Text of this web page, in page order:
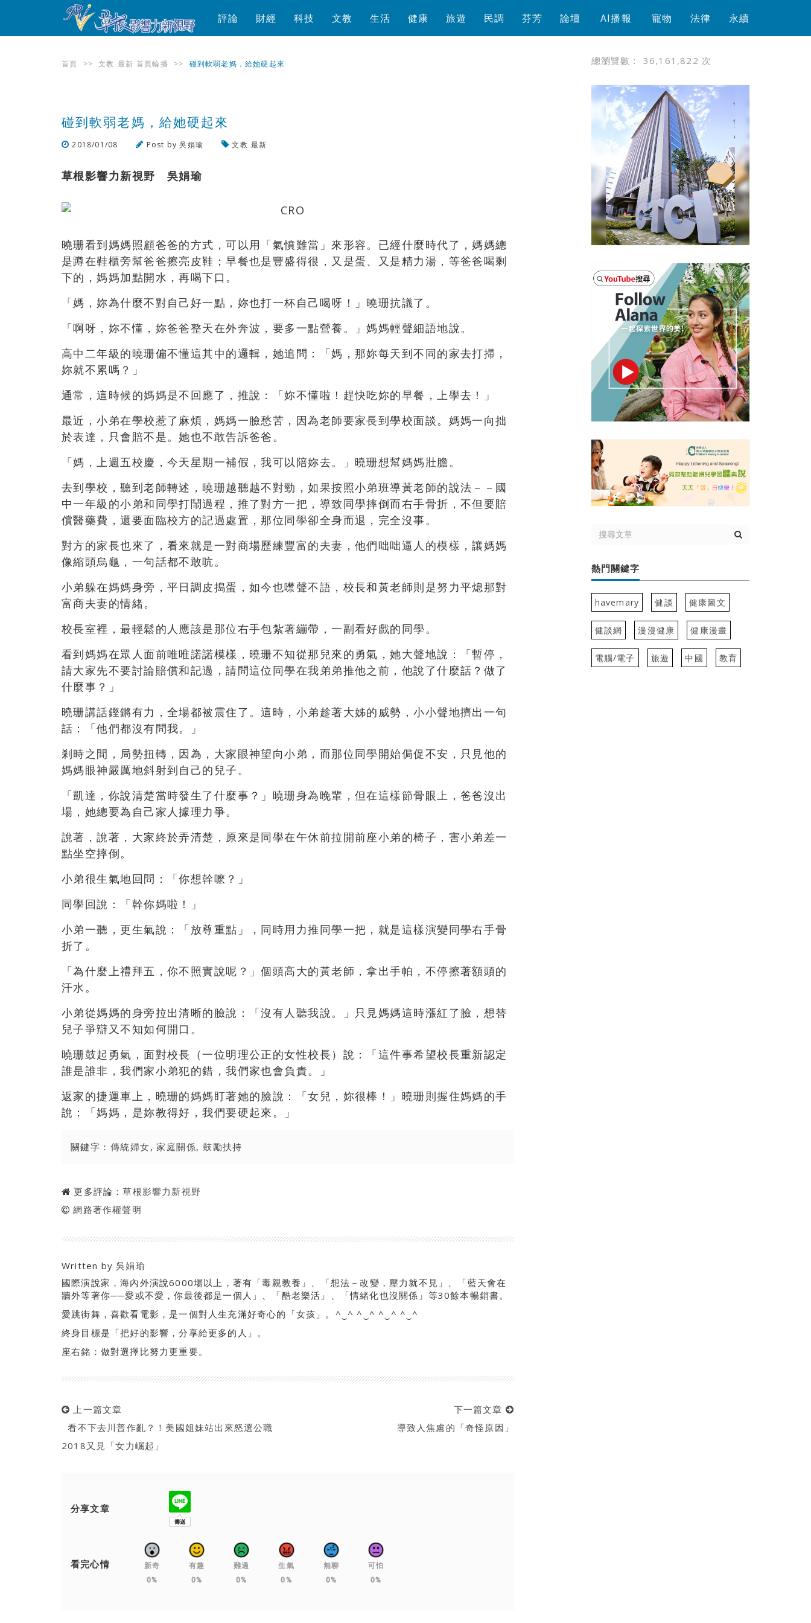
評論 財經 科技 文教 生活 健康 旅遊 民調 芬芳 論壇 AI播報 寵物 法律 永續
首頁 >> 文教 最新 首頁輪播 >> 碰到軟弱老媽，給她硬起來
碰到軟弱老媽，給她硬起來
2018/01/08 Post by吳娟瑜 文教 最新
草根影響力新視野 吳娟瑜
曉珊看到媽媽照顧爸爸的方式，可以用「氣憤難當」來形容。已經什麼時代了，媽媽總
是蹲在鞋櫃旁幫爸爸擦亮皮鞋；早餐也是豐盛得很，又是蛋、又是精力湯，等爸爸喝剩
下的，媽媽加點開水，再喝下口。
「媽，妳為什麼不對自己好一點，妳也打一杯自己喝呀！」曉珊抗議了。
「啊呀，妳不懂，妳爸爸整天在外奔波，要多一點營養。」媽媽輕聲細語地說。
高中二年級的曉珊偏不懂這其中的邏輯，她追問：「媽，那妳每天到不同的家去打掃，
妳就不累嗎？」
通常，這時候的媽媽是不回應了，推說：「妳不懂啦！趕快吃妳的早餐，上學去！」
最近，小弟在學校惹了麻煩，媽媽一臉愁苦，因為老師要家長到學校面談。媽媽一向拙
於表達，只會賠不是。她也不敢告訴爸爸。
「媽，上週五校慶，今天星期一補假，我可以陪妳去。」曉珊想幫媽媽壯膽。
去到學校，聽到老師轉述，曉珊越聽越不對勁，如果按照小弟班導黃老師的說法－－國
中一年級的小弟和同學打鬧過程，推了對方一把，導致同學摔倒而右手骨折，不但要賠
償醫藥費，還要面臨校方的記過處置，那位同學卻全身而退，完全沒事。
對方的家長也來了，看來就是一對商場歷練豐富的夫妻，他們咄咄逼人的模樣，讓媽媽
像縮頭烏龜，一句話都不敢吭。
小弟躲在媽媽身旁，平日調皮搗蛋，如今也噤聲不語，校長和黃老師則是努力平熄那對
富商夫妻的情緒。
校長室裡，最輕鬆的人應該是那位右手包紮著繃帶，一副看好戲的同學。
看到媽媽在眾人面前唯唯諾諾模樣，曉珊不知從那兒來的勇氣，她大聲地說：「暫停，
請大家先不要討論賠償和記過，請問這位同學在我弟弟推他之前，他說了什麼話？做了
什麼事？」
曉珊講話鏗鏘有力，全場都被震住了。這時，小弟趁著大姊的威勢，小小聲地擠出一句
話：「他們都沒有問我。」
剎時之間，局勢扭轉，因為，大家眼神望向小弟，而那位同學開始侷促不安，只見他的
媽媽眼神嚴厲地斜射到自己的兒子。
「凱達，你說清楚當時發生了什麼事？」曉珊身為晚輩，但在這樣節骨眼上，爸爸沒出
場，她總要為自己家人據理力爭。
說著，說著，大家終於弄清楚，原來是同學在午休前拉開前座小弟的椅子，害小弟差一
點坐空摔倒。
小弟很生氣地回問：「你想幹嚒？」
同學回說：「幹你媽啦！」
小弟一聽，更生氣說：「放尊重點」，同時用力推同學一把，就是這樣演變同學右手骨
折了。
「為什麼上禮拜五，你不照實說呢？」個頭高大的黃老師，拿出手帕，不停擦著額頭的
汗水。
小弟從媽媽的身旁拉出清晰的臉說：「沒有人聽我說。」只見媽媽這時漲紅了臉，想替
兒子爭辯又不知如何開口。
曉珊鼓起勇氣，面對校長（一位明理公正的女性校長）說：「這件事希望校長重新認定
誰是誰非，我們家小弟犯的錯，我們家也會負責。」
返家的捷運車上，曉珊的媽媽盯著她的臉說：「女兒，妳很棒！」曉珊則握住媽媽的手
說：「媽媽，是妳教得好，我們要硬起來。」
關鍵字： 傳統婦女,家庭關係,鼓勵扶持
更多評論：草根影響力新視野
網路著作權聲明
Written by吳娟瑜
國際演說家，海內外演說6000場以上，著有「毒親教養」、「想法－改變，壓力就不見」、「藍天會在
牆外等著你──愛或不愛，你最後都是一個人」、「酷老樂活」、「情緒化也沒關係」等30餘本暢銷書。
愛跳街舞，喜歡看電影，是一個對人生充滿好奇心的「女孩」。^‿^ ^‿^ ^‿^ ^‿^
終身目標是「把好的影響，分享給更多的人」。
座右銘：做對選擇比努力更重要。
上一篇文章
看不下去川普作亂？！美國姐妹站出來怒選公職
2018又見「女力崛起」
下一篇文章
導致人焦慮的「奇怪原因」
分享文章
看完心情
新奇
0%
有趣
0%
難過
0%
生氣
0%
無聊
0%
可怕
0%
總瀏覽數： 36,161,822 次
熱門關鍵字
havemary 健談 健康圖文
健談網 漫漫健康 健康漫畫
電腦/電子 旅遊 中國 教育